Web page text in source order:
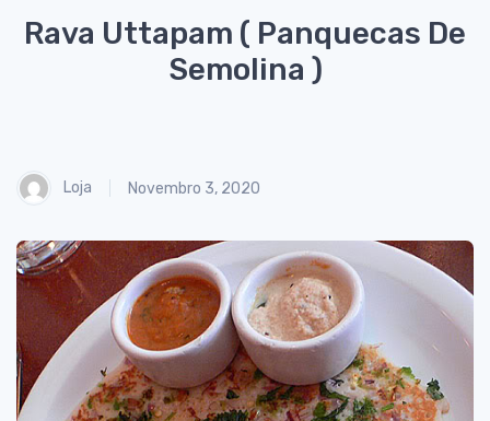
Rava Uttapam ( Panquecas De
Semolina )
Loja Novembro 3, 2020